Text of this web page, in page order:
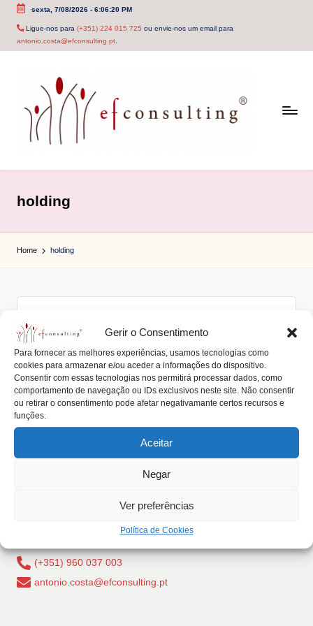
Gerir o Consentimento
Para fornecer as melhores experiências, usamos tecnologias como
cookies para armazenar e/ou aceder a informações do dispositivo.
Consentir com essas tecnologias nos permitirá processar dados, como
comportamento de navegação ou IDs exclusivos neste site. Não consentir
ou retirar o consentimento pode afetar negativamante certos recursos e
funções.
Aceitar
Negar
Ver preferências
Política de Cookies
Skip
sexta, 7/08/2026- 6:06:20 PM
Ligue-nos para (+351) 224 015 725 ou envie-nos um email para
antonio.costa@efconsulting.pt.
c
o
n
u
lt
i
n
g
.
t
holding
Home holding
in
Vulgarização do tema holding familiar
Posted
Maio 30, 2016
Uma holding familiar não é solução para tudo, mas a
sua vulgarização de forma indevida…
Rua Dr Carlos Pires Felgueiras, 206 - 1, 4470-157 Cidade
(+351) 960 037 003
antonio.costa@efconsulting.pt